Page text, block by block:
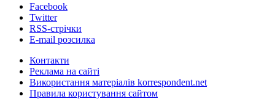
Facebook
Twitter
RSS-стрічки
E-mail розсилка
Контакти
Реклама на сайті
Використання матеріалів korrespondent.net
Правила користування сайтом